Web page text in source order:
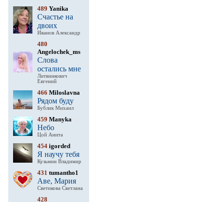
489 Yanika
Счастье на
двоих
Иванов Александр
480
Angelochek_ms
Слова
остались мне
Литвинкович
Евгений
466 Miloslavna
Рядом буду
Бублик Михаил
459 Manyka
Небо
Цой Анита
454igorded
Я научу тебя
Кузьмин Владимир
431 tumantho1
Аве, Мария
Светикова Светлана
428